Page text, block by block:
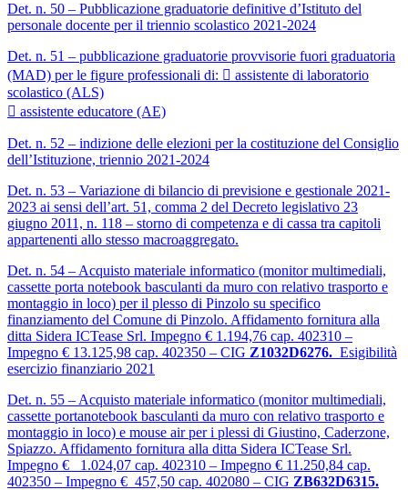
Det. n. 50 – Pubblicazione graduatorie definitive d’Istituto del
personale docente per il triennio scolastico 2021-2024
Det. n. 51 – pubblicazione graduatorie provvisorie fuori graduatoria
(MAD) per le figure professionali di:  assistente di laboratorio
scolastico (ALS)
 assistente educatore (AE)
Det. n. 52 – indizione delle elezioni per la costituzione del Consiglio
dell’Istituzione, triennio 2021-2024
Det. n. 53 – Variazione di bilancio di previsione e gestionale 2021-
2023 ai sensi dell’art. 51, comma 2 del Decreto legislativo 23
giugno 2011, n. 118 – storno di competenza e di cassa tra capitoli
appartenenti allo stesso macroaggregato.
Det. n. 54 – Acquisto materiale informatico (monitor multimediali,
cassette porta notebook basculanti da muro con relativo trasporto e
montaggio in loco) per il plesso di Pinzolo su specifico
finanziamento del Comune di Pinzolo. Affidamento fornitura alla
ditta Sidera ICTease Srl. Impegno € 1.194,76 cap. 402310 –
Impegno € 13.125,98 cap. 402350 – CIG Z1032D6276. Esigibilità
esercizio finanziario 2021
Det. n. 55 – Acquisto materiale informatico (monitor multimediali,
cassette portanotebook basculanti da muro con relativo trasporto e
montaggio in loco) e mouse air per i plessi di Giustino, Caderzone,
Spiazzo. Affidamento fornitura alla ditta Sidera ICTease Srl.
Impegno € 1.024,07 cap. 402310 – Impegno € 11.250,84 cap.
402350 – Impegno € 457,50 cap. 402080 – CIG ZB632D6315.